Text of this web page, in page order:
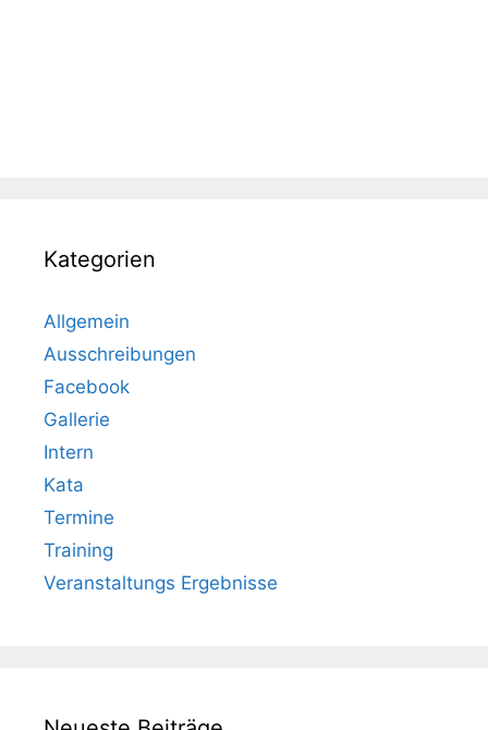
Kategorien
Allgemein
Ausschreibungen
Facebook
Gallerie
Intern
Kata
Termine
Training
Veranstaltungs Ergebnisse